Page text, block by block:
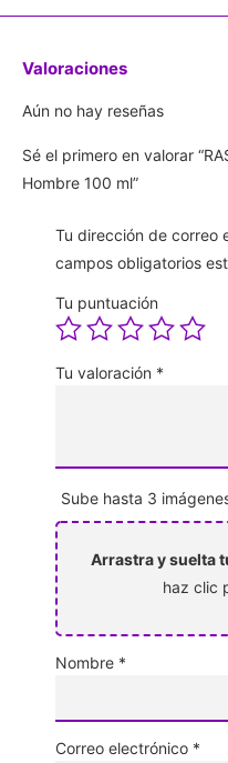
Valoraciones
Aún no hay reseñas
Sé el primero en valorar
Hombre 100 ml”
Tu dirección de correo
campos obligatorios
Tu puntuación
Tu valoración *
Sube hasta 3
Arrastra y suelta
haz clic
Nombre *
Correo electrónico *